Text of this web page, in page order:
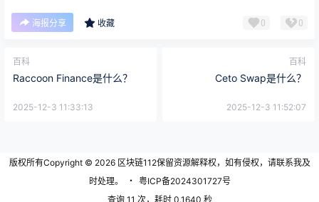
海报分享 收藏 0 0
百科
Raccoon Finance是什么？
2025-12-3 11:33:13
百科
Ceto Swap是什么？
2025-12-3 11:52:07
版权所有Copyright © 2026区块链112保留资源解释权，如有侵权，请联系我及
时处理。
・ 粤ICP备2024301727号
查询 11 次，耗时 0.1640 秒